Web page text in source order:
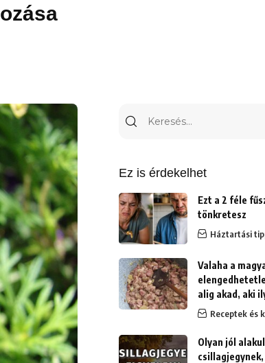
Ez is érdekelhet
Ezt a 2 féle
tönkretesz
Háztartási
Valaha a
alig akad, aki
Receptek és
Olyan jól